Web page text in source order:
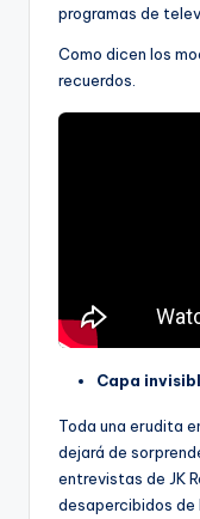
programas de
Como dicen los
recuerdos.
Capa
Toda una erudita
dejará de
entrevistas de JK
desapercibidos de